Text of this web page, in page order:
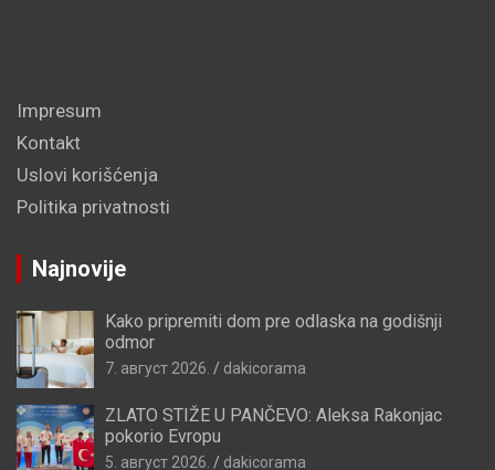
Impresum
Kontakt
Uslovi korišćenja
Politika privatnosti
Najnovije
Kako pripremiti dom pre odlaska na godišnji
odmor
7. август 2026. dakicorama
ZLATO STIŽE U PANČEVO: Aleksa Rakonjac
pokorio Evropu
5. август 2026. dakicorama